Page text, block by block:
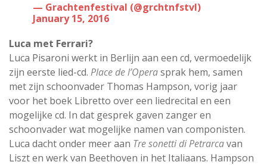
— Grachtenfestival (@grchtnfstvl)
January 15, 2016
Luca met Ferrari?
Luca Pisaroni werkt in Berlijn aan een cd, vermoedelijk
zijn eerste lied-cd. Place de l’Operasprak hem, samen
met zijn schoonvader Thomas Hampson, vorig jaar
voor het boek Libretto over een liedrecital en een
mogelijke cd. In dat gesprek gaven zanger en
schoonvader wat mogelijke namen van componisten.
Luca dacht onder meer aan Tre sonetti di Petrarcavan
Liszt en werk van Beethoven in het Italiaans. Hampson